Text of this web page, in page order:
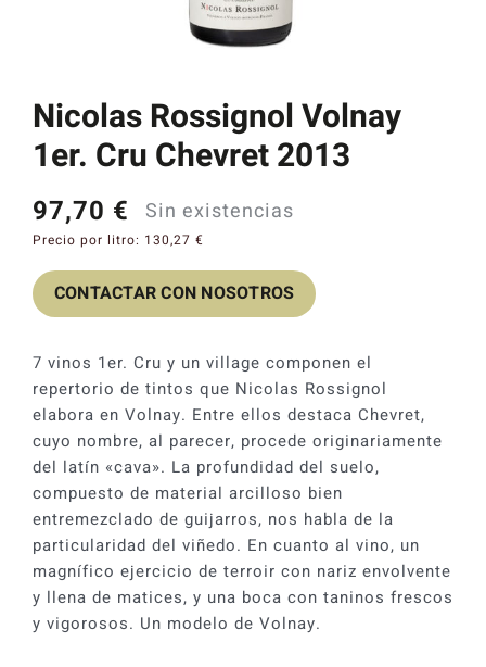
Nicolas Rossignol Volnay
1er. Cru Chevret 2013
97,70 € Sin existencias
Precio por litro: 130,27 €
CONTACTAR CON NOSOTROS
7 vinos 1er. Cru y un village componen el
repertorio de tintos que Nicolas Rossignol
elabora en Volnay. Entre ellos destaca Chevret,
cuyo nombre, al parecer, procede originariamente
del latín «cava». La profundidad del suelo,
compuesto de material arcilloso bien
entremezclado de guijarros, nos habla de la
particularidad del viñedo. En cuanto al vino, un
magnífico ejercicio de terroir con nariz envolvente
y llena de matices, y una boca con taninos frescos
y vigorosos. Un modelo de Volnay.